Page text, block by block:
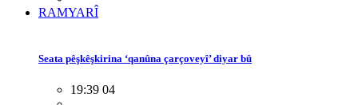
RAMYARÎ
Seata pêşkêşkirina ‘qanûna çarçoveyî’ diyar bû
19:39 04